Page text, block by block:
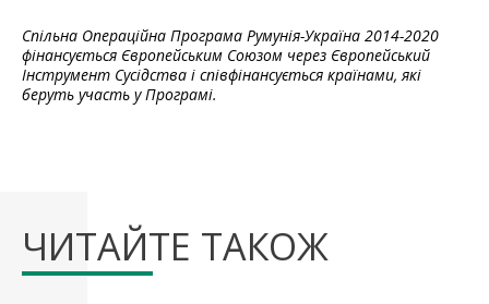
Спільна Операційна Програма Румунія-Україна 2014-2020
фінансується Європейським Союзом через Європейський
Інструмент Сусідства і співфінансується країнами, які
беруть участь у Програмі.
ЧИТАЙТЕ ТАКОЖ